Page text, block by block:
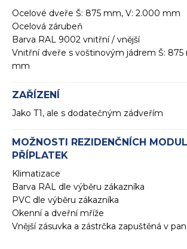
Ocelové dveře Š: 875 mm, V: 2.000 mm
Ocelová zárubeň
Barva RAL 9002 vnitřní / vnější
Vnitřní dveře s voštinovým jádrem Š: 875
mm
ZAŘÍZENÍ
Jako T1, ale s dodatečným zádveřím
MOŽNOSTI REZIDENČNÍCH
PŘÍPLATEK
Klimatizace
Barva RAL dle výběru zákazníka
PVC dle výběru zákazníka
Okenní a dveřní mříže
Vnější zásuvka a zástrčka zapuštěná v